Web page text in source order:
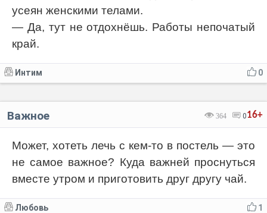
усеян женскими телами.
— Да, тут не отдохнёшь. Работы непочатый
край.
0
Интим
16+
364 0
Важное
Может, хотеть лечь с кем-то в постель — это
не самое важное? Куда важней проснуться
вместе утром и приготовить друг другу чай.
1
Любовь